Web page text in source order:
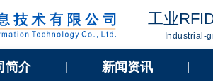
工业
Industrial-
简介 新闻资讯